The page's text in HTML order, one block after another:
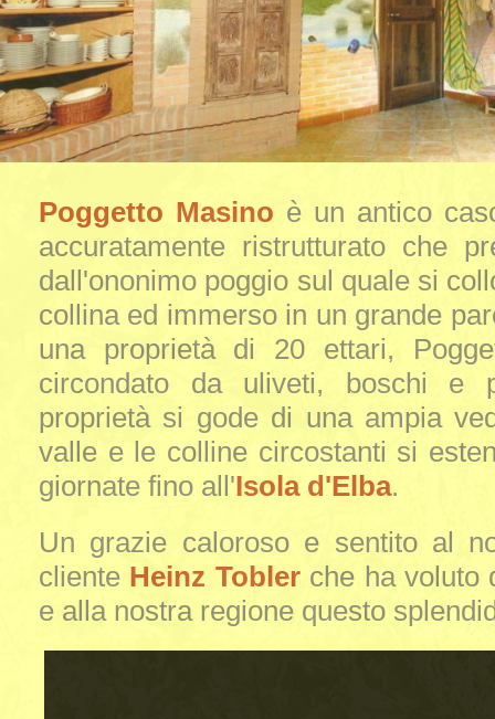
Poggetto Masino è un antico
accuratamente ristrutturato che
dall'ononimo poggio sul quale si
collina ed immerso in un grande
una proprietà di 20 ettari,
circondato da uliveti, boschi e
proprietà si gode di una ampia
valle e le colline circostanti si
giornate fino all'Isola d'Elba.
Un grazie caloroso e sentito al
cliente Heinz Toblerche ha voluto
e alla nostra regione questo